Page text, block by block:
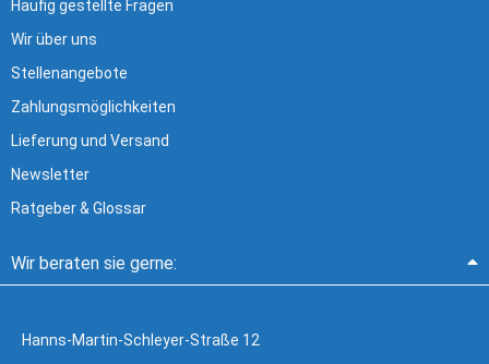
Häufig gestellte Fragen
Wir über uns
Stellenangebote
Zahlungsmöglichkeiten
Lieferung und Versand
Newsletter
Ratgeber & Glossar
Wir beraten sie gerne:
Hanns-Martin-Schleyer-Straße 12